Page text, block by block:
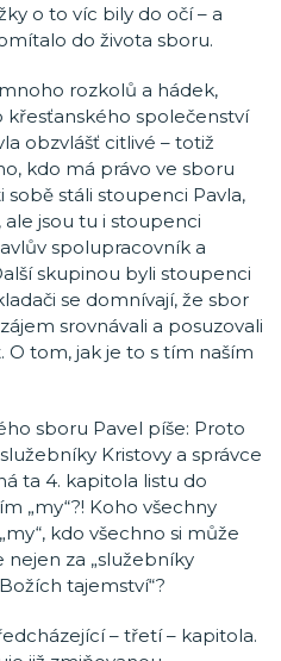
o to víc bily do očí – a
do života sboru.
rozkolů a hádek,
společenství
obzvlášť citlivé – totiž
kdo má právo ve sboru
stáli stoupenci Pavla,
jsou tu i stoupenci
spolupracovník a
skupinou byli stoupenci
se domnívají, že sbor
srovnávali a posuzovali
O tom, jak je to s tím naším
sboru Pavel píše: Proto
Kristovy a správce
ta 4. kapitola listu do
„my“?! Koho všechny
kdo všechno si může
nejen za „služebníky
tajemství“?
– třetí – kapitola.